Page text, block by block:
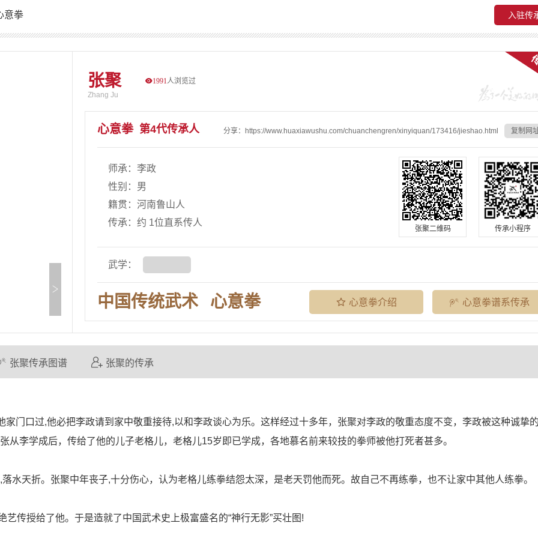
意拳 入驻传
张聚 1991人浏览过
Zhang Ju
心意拳 第4代传承人 复制网
分享：https://www.huaxiawushu.com/chuanchengren/xinyiquan/173416/jieshao.html
师承：李政
性别：男
籍贯：河南鲁山人
传承：约 1位直系传人
传承小程序
张聚二维码
武学：
中国传统武术 心意拳 心意拳谱系传承
心意拳介绍
张聚传承图谱 张聚的传承
口过,他必把李政请到家中敬重接待,以和李政谈心为乐。这样经过十多年，张聚对李政的敬重态度不变，李政被这种诚挚
从李学成后，传给了他的儿子老格儿，老格儿15岁即已学成，各地慕名前来较技的拳师被他打死者甚多。
折。张聚中年丧子,十分伤心，认为老格儿练拳结怨太深，是老天罚他而死。故自己不再练拳，也不让家中其他人练拳。
授给了他。于是造就了中国武术史上极富盛名的“神行无影”买壮图!